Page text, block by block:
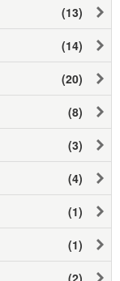
(13)
(14)
(20)
(8)
(3)
(4)
(1)
(1)
(2)